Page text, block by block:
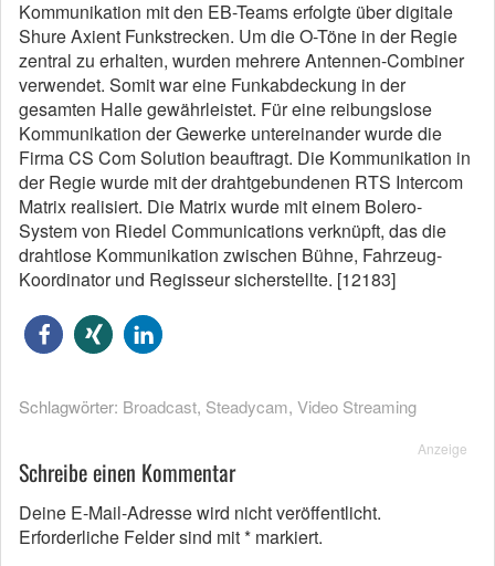
Kommunikation mit den EB-Teams erfolgte über digitale
Shure Axient Funkstrecken. Um die O-Töne in der Regie
zentral zu erhalten, wurden mehrere Antennen-Combiner
verwendet. Somit war eine Funkabdeckung in der
gesamten Halle gewährleistet. Für eine reibungslose
Kommunikation der Gewerke untereinander wurde die
Firma CS Com Solution beauftragt. Die Kommunikation in
der Regie wurde mit der drahtgebundenen RTS Intercom
Matrix realisiert. Die Matrix wurde mit einem Bolero-
System von Riedel Communications verknüpft, das die
drahtlose Kommunikation zwischen Bühne, Fahrzeug-
Koordinator und Regisseur sicherstellte. [12183]
Schlagwörter: Broadcast, Steadycam, Video Streaming
Anzeige
Schreibe einen Kommentar
Deine E-Mail-Adresse wird nicht veröffentlicht.
Erforderliche Felder sind mit* markiert.